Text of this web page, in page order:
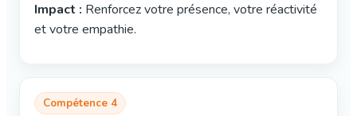
Impact : Renforcez votre présence, votre réactivité
et votre empathie.
Compétence 4